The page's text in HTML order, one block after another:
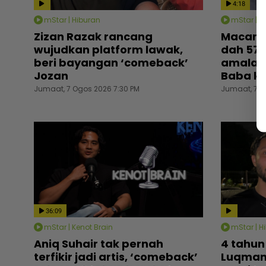
mStar | Hiburan
Zizan Razak rancang
wujudkan platform lawak,
beri bayangan ‘comeback’
Jozan
Jumaat, 7 Ogos 2026 7:30 PM
4:18
mStar |
Macam
dah 57
Baba
Jumaat, 7
36:09
mStar | Kenot Brain
Aniq Suhair tak pernah
terfikir jadi artis, ‘comeback’
mStar |
4